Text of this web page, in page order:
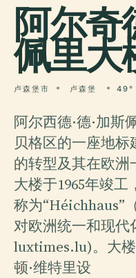
阿尔奇
佩里大
卢森堡市 卢森堡 49°
阿尔西德·德·加斯
贝格区的一座地
的转型及其在欧
大楼于1965年竣工
称为“Héichhaus”
对欧洲统一和现
luxtimes.lu)。大
顿·维特里设